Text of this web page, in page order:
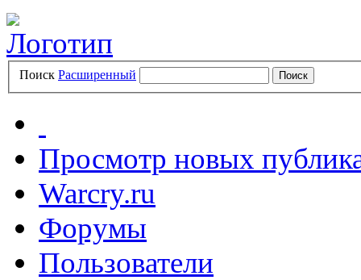
Поиск Расширенный
Просмотр новых
Warcry.ru
Форумы
Пользователи